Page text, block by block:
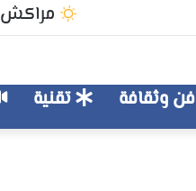
مراكش
فن وثقافة تقنية